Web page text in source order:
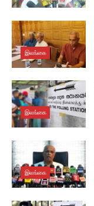
இலங்கை
இலங்கை
இலங்கை